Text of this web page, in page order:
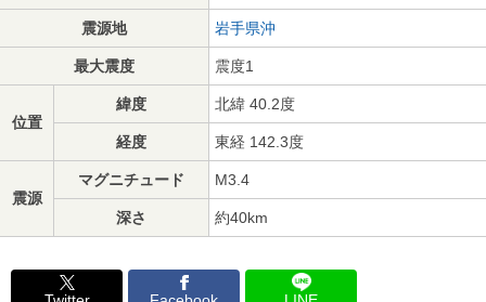
震源地 岩手県沖
最大震度 震度1
位置
緯度 北緯 40.2度
経度 東経 142.3度
震源
マグニチュード M3.4
深さ 約40km